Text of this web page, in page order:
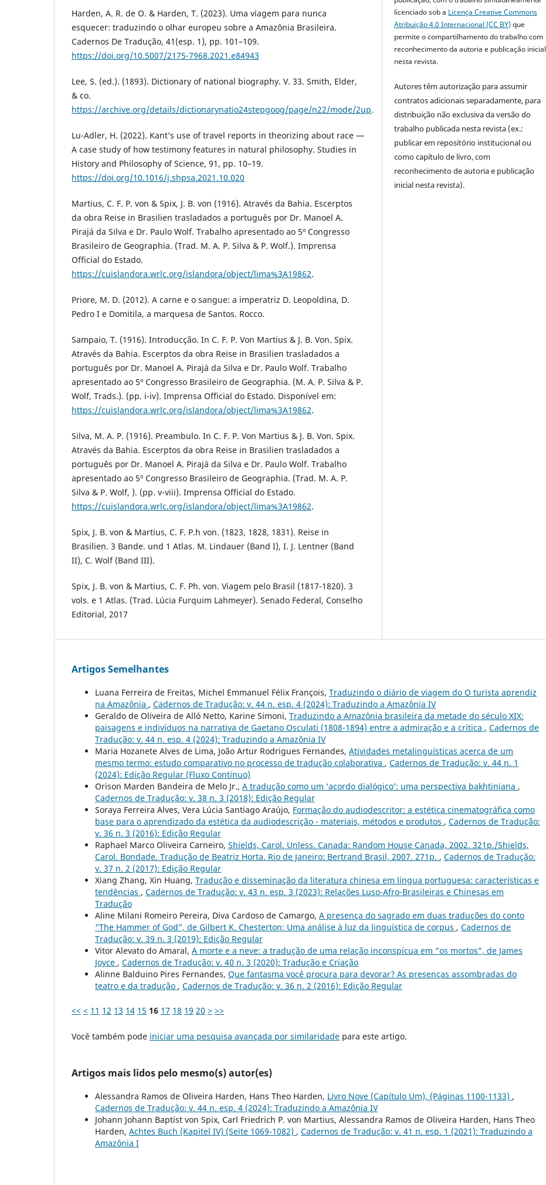
Harden, A. R. de O. & Harden, T. (2023). Uma viagem para nunca
esquecer: traduzindo o olhar europeu sobre a Amazônia Brasileira.
Cadernos De Tradução, 41(esp. 1), pp. 101–109.
https://doi.org/10.5007/2175-7968.2021.e84943
Lee, S. (ed.). (1893). Dictionary of national biography. V. 33. Smith, Elder,
& co.
https://archive.org/details/dictionarynatio24stepgoog/page/n22/mode/2up.
Lu-Adler, H. (2022). Kant’s use of travel reports in theorizing about race —
A case study of how testimony features in natural philosophy. Studies in
History and Philosophy of Science, 91, pp. 10–19.
https://doi.org/10.1016/j.shpsa.2021.10.020
Martius, C. F. P. von & Spix, J. B. von (1916). Através da Bahia. Escerptos
da obra Reise in Brasilien trasladados a português por Dr. Manoel A.
Pirajá da Silva e Dr. Paulo Wolf. Trabalho apresentado ao 5º Congresso
Brasileiro de Geographia. (Trad. M. A. P. Silva & P. Wolf.). Imprensa
Official do Estado.
https://cuislandora.wrlc.org/islandora/object/lima%3A19862.
Priore, M. D. (2012). A carne e o sangue: a imperatriz D. Leopoldina, D.
Pedro I e Domitila, a marquesa de Santos. Rocco.
Sampaio, T. (1916). Introducção. In C. F. P. Von Martius & J. B. Von. Spix.
Através da Bahia. Escerptos da obra Reise in Brasilien trasladados a
português por Dr. Manoel A. Pirajá da Silva e Dr. Paulo Wolf. Trabalho
apresentado ao 5º Congresso Brasileiro de Geographia. (M. A. P. Silva & P.
Wolf, Trads.). (pp. i-iv). Imprensa Official do Estado. Disponível em:
https://cuislandora.wrlc.org/islandora/object/lima%3A19862.
Silva, M. A. P. (1916). Preambulo. In C. F. P. Von Martius & J. B. Von. Spix.
Através da Bahia. Escerptos da obra Reise in Brasilien trasladados a
português por Dr. Manoel A. Pirajá da Silva e Dr. Paulo Wolf. Trabalho
apresentado ao 5º Congresso Brasileiro de Geographia. (Trad. M. A. P.
Silva & P. Wolf, ). (pp. v-viii). Imprensa Official do Estado.
https://cuislandora.wrlc.org/islandora/object/lima%3A19862.
Spix, J. B. von & Martius, C. F. P.h von. (1823, 1828, 1831). Reise in
Brasilien. 3 Bande. und 1 Atlas. M. Lindauer (Band I), I. J. Lentner (Band
II), C. Wolf (Band III).
Spix, J. B. von & Martius, C. F. Ph. von. Viagem pelo Brasil (1817-1820). 3
vols. e 1 Atlas. (Trad. Lúcia Furquim Lahmeyer). Senado Federal, Conselho
Editorial, 2017
licenciado sob a Licença Creative Commons
Atribuição 4.0 Internacional (CC BY)que
permite o compartilhamento do trabalho com
reconhecimento da autoria e publicação inicial
nesta revista.
Autores têm autorização para assumir
contratos adicionais separadamente, para
distribuição não exclusiva da versão do
trabalho publicada nesta revista (ex.:
publicar em repositório institucional ou
como capítulo de livro, com
reconhecimento de autoria e publicação
inicial nesta revista).
Artigos Semelhantes
Luana Ferreira de Freitas, Michel Emmanuel Félix François, Traduzindo o diário de viagem do O turista aprendiz
na Amazônia , Cadernos de Tradução: v. 44 n. esp. 4 (2024): Traduzindo a Amazônia IV
Geraldo de Oliveira de Alló Netto, Karine Simoni, Traduzindo a Amazônia brasileira da metade do século XIX:
paisagens e indivíduos na narrativa de Gaetano Osculati (1808-1894) entre a admiração e a crítica , Cadernos de
Tradução: v. 44 n. esp. 4 (2024): Traduzindo a Amazônia IV
Maria Hozanete Alves de Lima, João Artur Rodrigues Fernandes, Atividades metalinguísticas acerca de um
mesmo termo: estudo comparativo no processo de tradução colaborativa , Cadernos de Tradução: v. 44 n. 1
(2024): Edição Regular (Fluxo Contínuo)
Orison Marden Bandeira de Melo Jr., A tradução como um ‘acordo dialógico’: uma perspectiva bakhtiniana ,
Cadernos de Tradução: v. 38 n. 3 (2018): Edição Regular
Soraya Ferreira Alves, Vera Lúcia Santiago Araújo, Formação do audiodescritor: a estética cinematográfica como
base para o aprendizado da estética da audiodescrição - materiais, métodos e produtos , Cadernos de Tradução:
v. 36 n. 3 (2016): Edição Regular
Raphael Marco Oliveira Carneiro, Shields, Carol. Unless. Canada: Random House Canada, 2002. 321p./Shields,
Carol. Bondade. Tradução de Beatriz Horta. Rio de Janeiro: Bertrand Brasil, 2007. 271p. , Cadernos de Tradução:
v. 37 n. 2 (2017): Edição Regular
Xiang Zhang, Xin Huang, Tradução e disseminação da literatura chinesa em língua portuguesa: características e
tendências , Cadernos de Tradução: v. 43 n. esp. 3 (2023): Relações Luso-Afro-Brasileiras e Chinesas em
Tradução
Aline Milani Romeiro Pereira, Diva Cardoso de Camargo, A presença do sagrado em duas traduções do conto
“The Hammer of God”, de Gilbert K. Chesterton: Uma análise à luz da linguística de corpus , Cadernos de
Tradução: v. 39 n. 3 (2019): Edição Regular
Vitor Alevato do Amaral, A morte e a neve: a tradução de uma relação inconspícua em “os mortos”, de James
Joyce , Cadernos de Tradução: v. 40 n. 3 (2020): Tradução e Criação
Alinne Balduino Pires Fernandes, Que fantasma você procura para devorar? As presenças assombradas do
teatro e da tradução , Cadernos de Tradução: v. 36 n. 2 (2016): Edição Regular
<< < 11 12 13 14 15 16 17 18 19 20 > >>
Você também pode iniciar uma pesquisa avançada por similaridade para este artigo.
Artigos mais lidos pelo mesmo(s) autor(es)
Alessandra Ramos de Oliveira Harden, Hans Theo Harden, Livro Nove (Capítulo Um), (Páginas 1100-1133) ,
Cadernos de Tradução: v. 44 n. esp. 4 (2024): Traduzindo a Amazônia IV
Johann Johann Baptist von Spix, Carl Friedrich P. von Martius, Alessandra Ramos de Oliveira Harden, Hans Theo
Harden, Achtes Buch (Kapitel IV) (Seite 1069-1082) , Cadernos de Tradução: v. 41 n. esp. 1 (2021): Traduzindo a
Amazônia I